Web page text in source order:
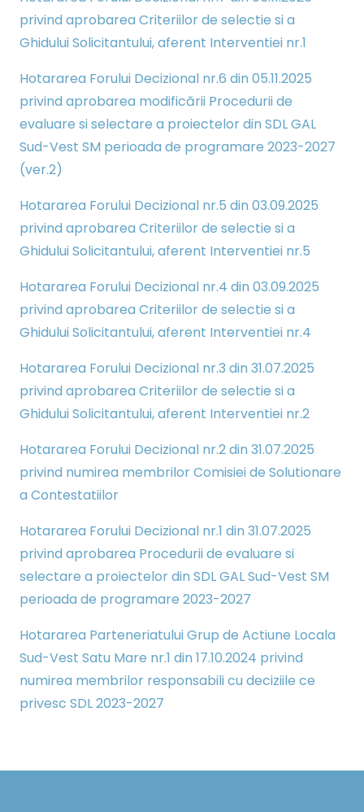
privind aprobarea Criteriilor de selectie si a
Ghidului Solicitantului, aferent Interventiei nr.1
Hotararea Forului Decizional nr.6 din 05.11.2025
privind aprobarea modificării Procedurii de
evaluare si selectare a proiectelor din SDL GAL
Sud-Vest SM perioada de programare 2023-2027
(ver.2)
Hotararea Forului Decizional nr.5 din 03.09.2025
privind aprobarea Criteriilor de selectie si a
Ghidului Solicitantului, aferent Interventiei nr.5
Hotararea Forului Decizional nr.4 din 03.09.2025
privind aprobarea Criteriilor de selectie si a
Ghidului Solicitantului, aferent Interventiei nr.4
Hotararea Forului Decizional nr.3 din 31.07.2025
privind aprobarea Criteriilor de selectie si a
Ghidului Solicitantului, aferent Interventiei nr.2
Hotararea Forului Decizional nr.2 din 31.07.2025
privind numirea membrilor Comisiei de Solutionare
a Contestatiilor
Hotararea Forului Decizional nr.1 din 31.07.2025
privind aprobarea Procedurii de evaluare si
selectare a proiectelor din SDL GAL Sud-Vest SM
perioada de programare 2023-2027
Hotararea Parteneriatului Grup de Actiune Locala
Sud-Vest Satu Mare nr.1 din 17.10.2024 privind
numirea membrilor responsabili cu deciziile ce
privesc SDL 2023-2027